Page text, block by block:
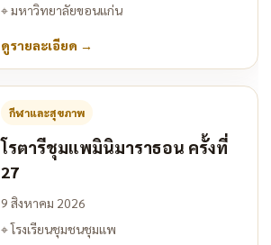
⌖มหาวิทยาลัยขอนแก่น
ดูรายละเอียด →
กีฬาและสุขภาพ
โรตารีชุมแพมินิมาราธอน ครั้งที่
27
9 สิงหาคม 2026
⌖โรงเรียนชุมชนชุมแพ